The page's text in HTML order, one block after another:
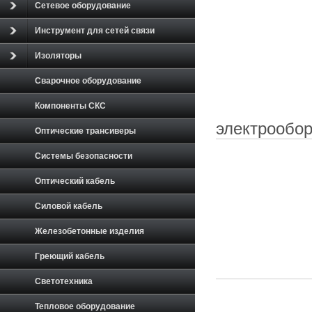
Сетевое оборудование
Инструмент для сетей связи
Изоляторы
Сварочное оборудование
Компоненты СКС
Оптические трансиверы
Системы безопасности
Оптический кабель
Силовой кабель
Железобетонные изделия
Греющий кабель
Светотехника
Тепловое оборудование